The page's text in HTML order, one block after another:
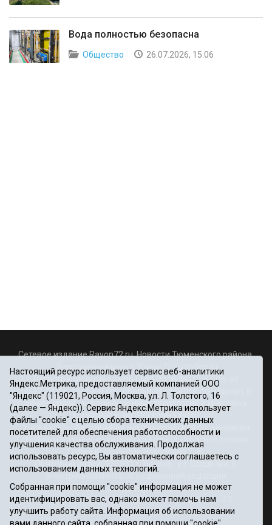
Вода полностью безопасна
Общество 26.07.2026, 15:06
Сетевое издание Rayon72.ru. Новости Тюменского района.
Rayon72@yandex.ru
Регистрационный номер СМИ Эл № ФС77-67956 от
06.12.2016г., выдано Федеральной службой по надзору в
сфере связи, информационных технологий и массовых
коммуникаций (Роскомнадзор)
Учредитель: Автономная некоммерческая организация
«Информационно-издательский центр «Красное знамя».
Главный редактор Некрасова Т. В.
Почтовый адрес: 625031 г.Тюмень. ул. Шишкова, 6
Электронная почта объединенной редакции:
krasnoeznam@rambler.ru
Телефоны 8 (3452) 34-80-60, 69-56-73, 69-56-47
Политика оператора
Настоящий ресурс использует сервис веб-аналитики
Яндекс.Метрика, предоставляемый компанией ООО
"Яндекс" (119021, Россия, Москва, ул. Л. Толстого, 16
(далее — Яндекс)). Сервис Яндекс.Метрика использует
файлы "cookie" с целью сбора технических данных
посетителей для обеспечения работоспособности и
улучшения качества обслуживания. Продолжая
использовать ресурс, Вы автоматически соглашаетесь с
использованием данных технологий.
Собранная при помощи "cookie" информация не может
идентифицировать вас, однако может помочь нам
улучшить работу сайта. Информация об использовании